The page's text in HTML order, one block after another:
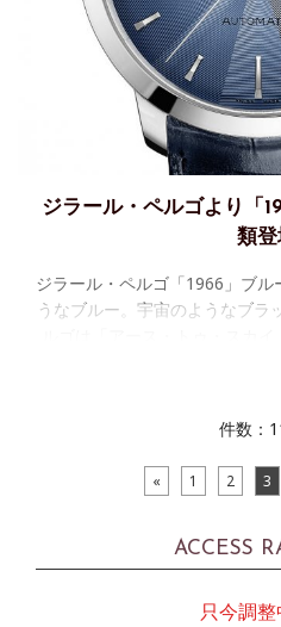
ジラール・ペルゴより「
類登
ジラール・ペルゴ「1966」ブ
うなブルー。宇宙のようなブラ
テーマに宇宙との象徴的なダ
件数：
« 1 2 3
ACCESS
只今調